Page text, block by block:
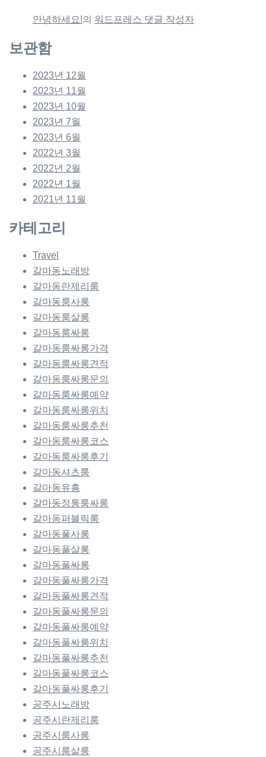
안녕하세요!의 워드프레스 댓글 작성자
보관함
2023년 12월
2023년 11월
2023년 10월
2023년 7월
2023년 6월
2022년 3월
2022년 2월
2022년 1월
2021년 11월
카테고리
Travel
갈마동노래방
갈마동란제리룸
갈마동룸사롱
갈마동룸살롱
갈마동룸싸롱
갈마동룸싸롱가격
갈마동룸싸롱견적
갈마동룸싸롱문의
갈마동룸싸롱예약
갈마동룸싸롱위치
갈마동룸싸롱추천
갈마동룸싸롱코스
갈마동룸싸롱후기
갈마동셔츠룸
갈마동유흥
갈마동정통룸싸롱
갈마동퍼블릭룸
갈마동풀사롱
갈마동풀살롱
갈마동풀싸롱
갈마동풀싸롱가격
갈마동풀싸롱견적
갈마동풀싸롱문의
갈마동풀싸롱예약
갈마동풀싸롱위치
갈마동풀싸롱추천
갈마동풀싸롱코스
갈마동풀싸롱후기
공주시노래방
공주시란제리룸
공주시룸사롱
공주시룸살롱